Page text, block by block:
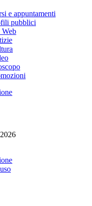
e appuntamenti
pubblici
Web